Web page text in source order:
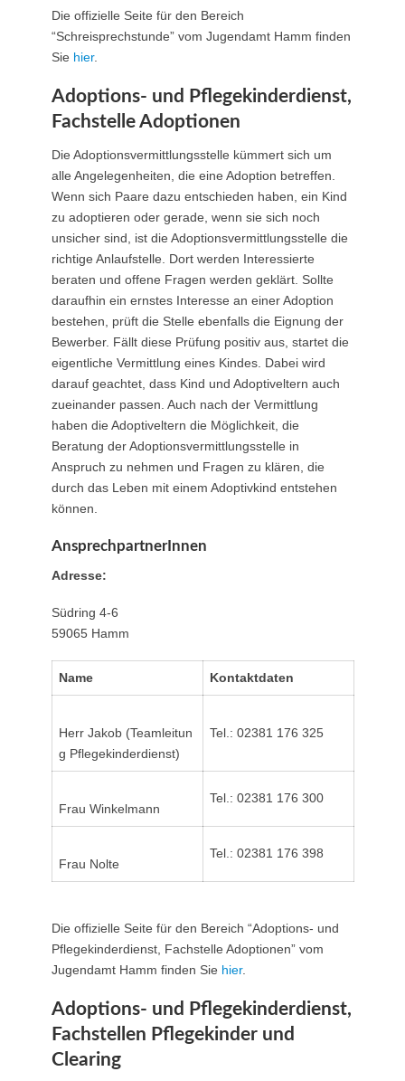
Die offizielle Seite für den Bereich
“Schreisprechstunde” vom Jugendamt Hamm finden
Sie hier.
Adoptions- und Pflegekinderdienst,
Fachstelle Adoptionen
Die Adoptionsvermittlungsstelle kümmert sich um
alle Angelegenheiten, die eine Adoption betreffen.
Wenn sich Paare dazu entschieden haben, ein Kind
zu adoptieren oder gerade, wenn sie sich noch
unsicher sind, ist die Adoptionsvermittlungsstelle die
richtige Anlaufstelle. Dort werden Interessierte
beraten und offene Fragen werden geklärt. Sollte
daraufhin ein ernstes Interesse an einer Adoption
bestehen, prüft die Stelle ebenfalls die Eignung der
Bewerber. Fällt diese Prüfung positiv aus, startet die
eigentliche Vermittlung eines Kindes. Dabei wird
darauf geachtet, dass Kind und Adoptiveltern auch
zueinander passen. Auch nach der Vermittlung
haben die Adoptiveltern die Möglichkeit, die
Beratung der Adoptionsvermittlungsstelle in
Anspruch zu nehmen und Fragen zu klären, die
durch das Leben mit einem Adoptivkind entstehen
können.
AnsprechpartnerInnen
Adresse:
Südring 4-6
59065 Hamm
Name Kontaktdaten
Herr Jakob (Teamleitun
g Pflegekinderdienst)
Tel.: 02381 176 325
Frau Winkelmann
Tel.: 02381 176 300
Frau Nolte
Tel.: 02381 176 398
Die offizielle Seite für den Bereich “Adoptions- und
Pflegekinderdienst, Fachstelle Adoptionen” vom
Jugendamt Hamm finden Sie hier.
Adoptions- und Pflegekinderdienst,
Fachstellen Pflegekinder und
Clearing